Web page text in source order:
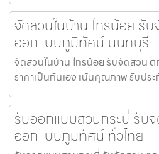
จัดสวนในบ้าน ไทรน้อย รั
ออกแบบภูมิทัศน์ นนทบุรี
จัดสวนในบ้าน ไทรน้อย รับจัดสวน
ราคาเป็นกันเอง เน้นคุณภาพ รับปร
รับออกแบบสวนกระบี่ รับ
ออกแบบภูมิทัศน์ ทั่วไทย